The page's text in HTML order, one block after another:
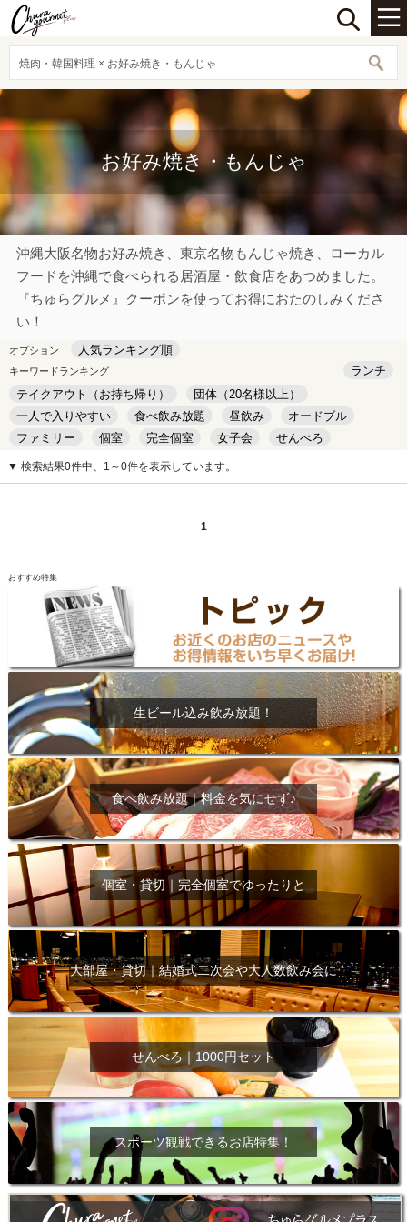
焼肉・韓国料理 × お好み焼き・もんじゃ
お好み焼き・もんじゃ
沖縄大阪名物お好み焼き、東京名物もんじゃ焼き、ローカル
フードを沖縄で食べられる居酒屋・飲食店をあつめました。
『ちゅらグルメ』クーポンを使ってお得におたのしみくださ
い！
オプション 人気ランキング順
キーワードランキング
ランチ
テイクアウト（お持ち帰り）
団体（20名様以上）
一人で入りやすい
食べ飲み放題 昼飲み
オードブル
ファミリー
個室 完全個室 女子会
せんべろ
キッズルーム
安い デート
▼ 検索結果0件中、1～0件を表示しています。
1
おすすめ特集
生ビール込み飲み放題！
食べ飲み放題｜料金を気にせず♪
個室・貸切｜完全個室でゆったりと
大部屋・貸切｜結婚式二次会や大人数飲み会に
せんべろ｜1000円セット
スポーツ観戦できるお店特集！